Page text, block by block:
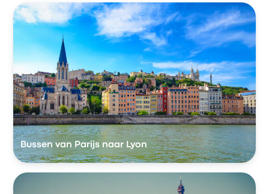
Bussen van Parijs naar Lyon